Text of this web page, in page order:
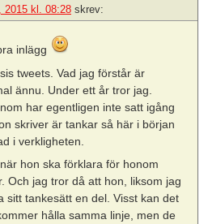
2015 kl. 08:28 skrev:
inlägg
tweets. Vad jag förstår är
ännu. Under ett år tror jag.
har egentligen inte satt igång
skriver är tankar så här i början
i verkligheten.
hon ska förklara för honom
Och jag tror då att hon, liksom jag
sitt tankesätt en del. Visst kan det
hålla samma linje, men de